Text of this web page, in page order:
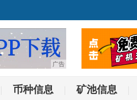
币种信息 矿池信息